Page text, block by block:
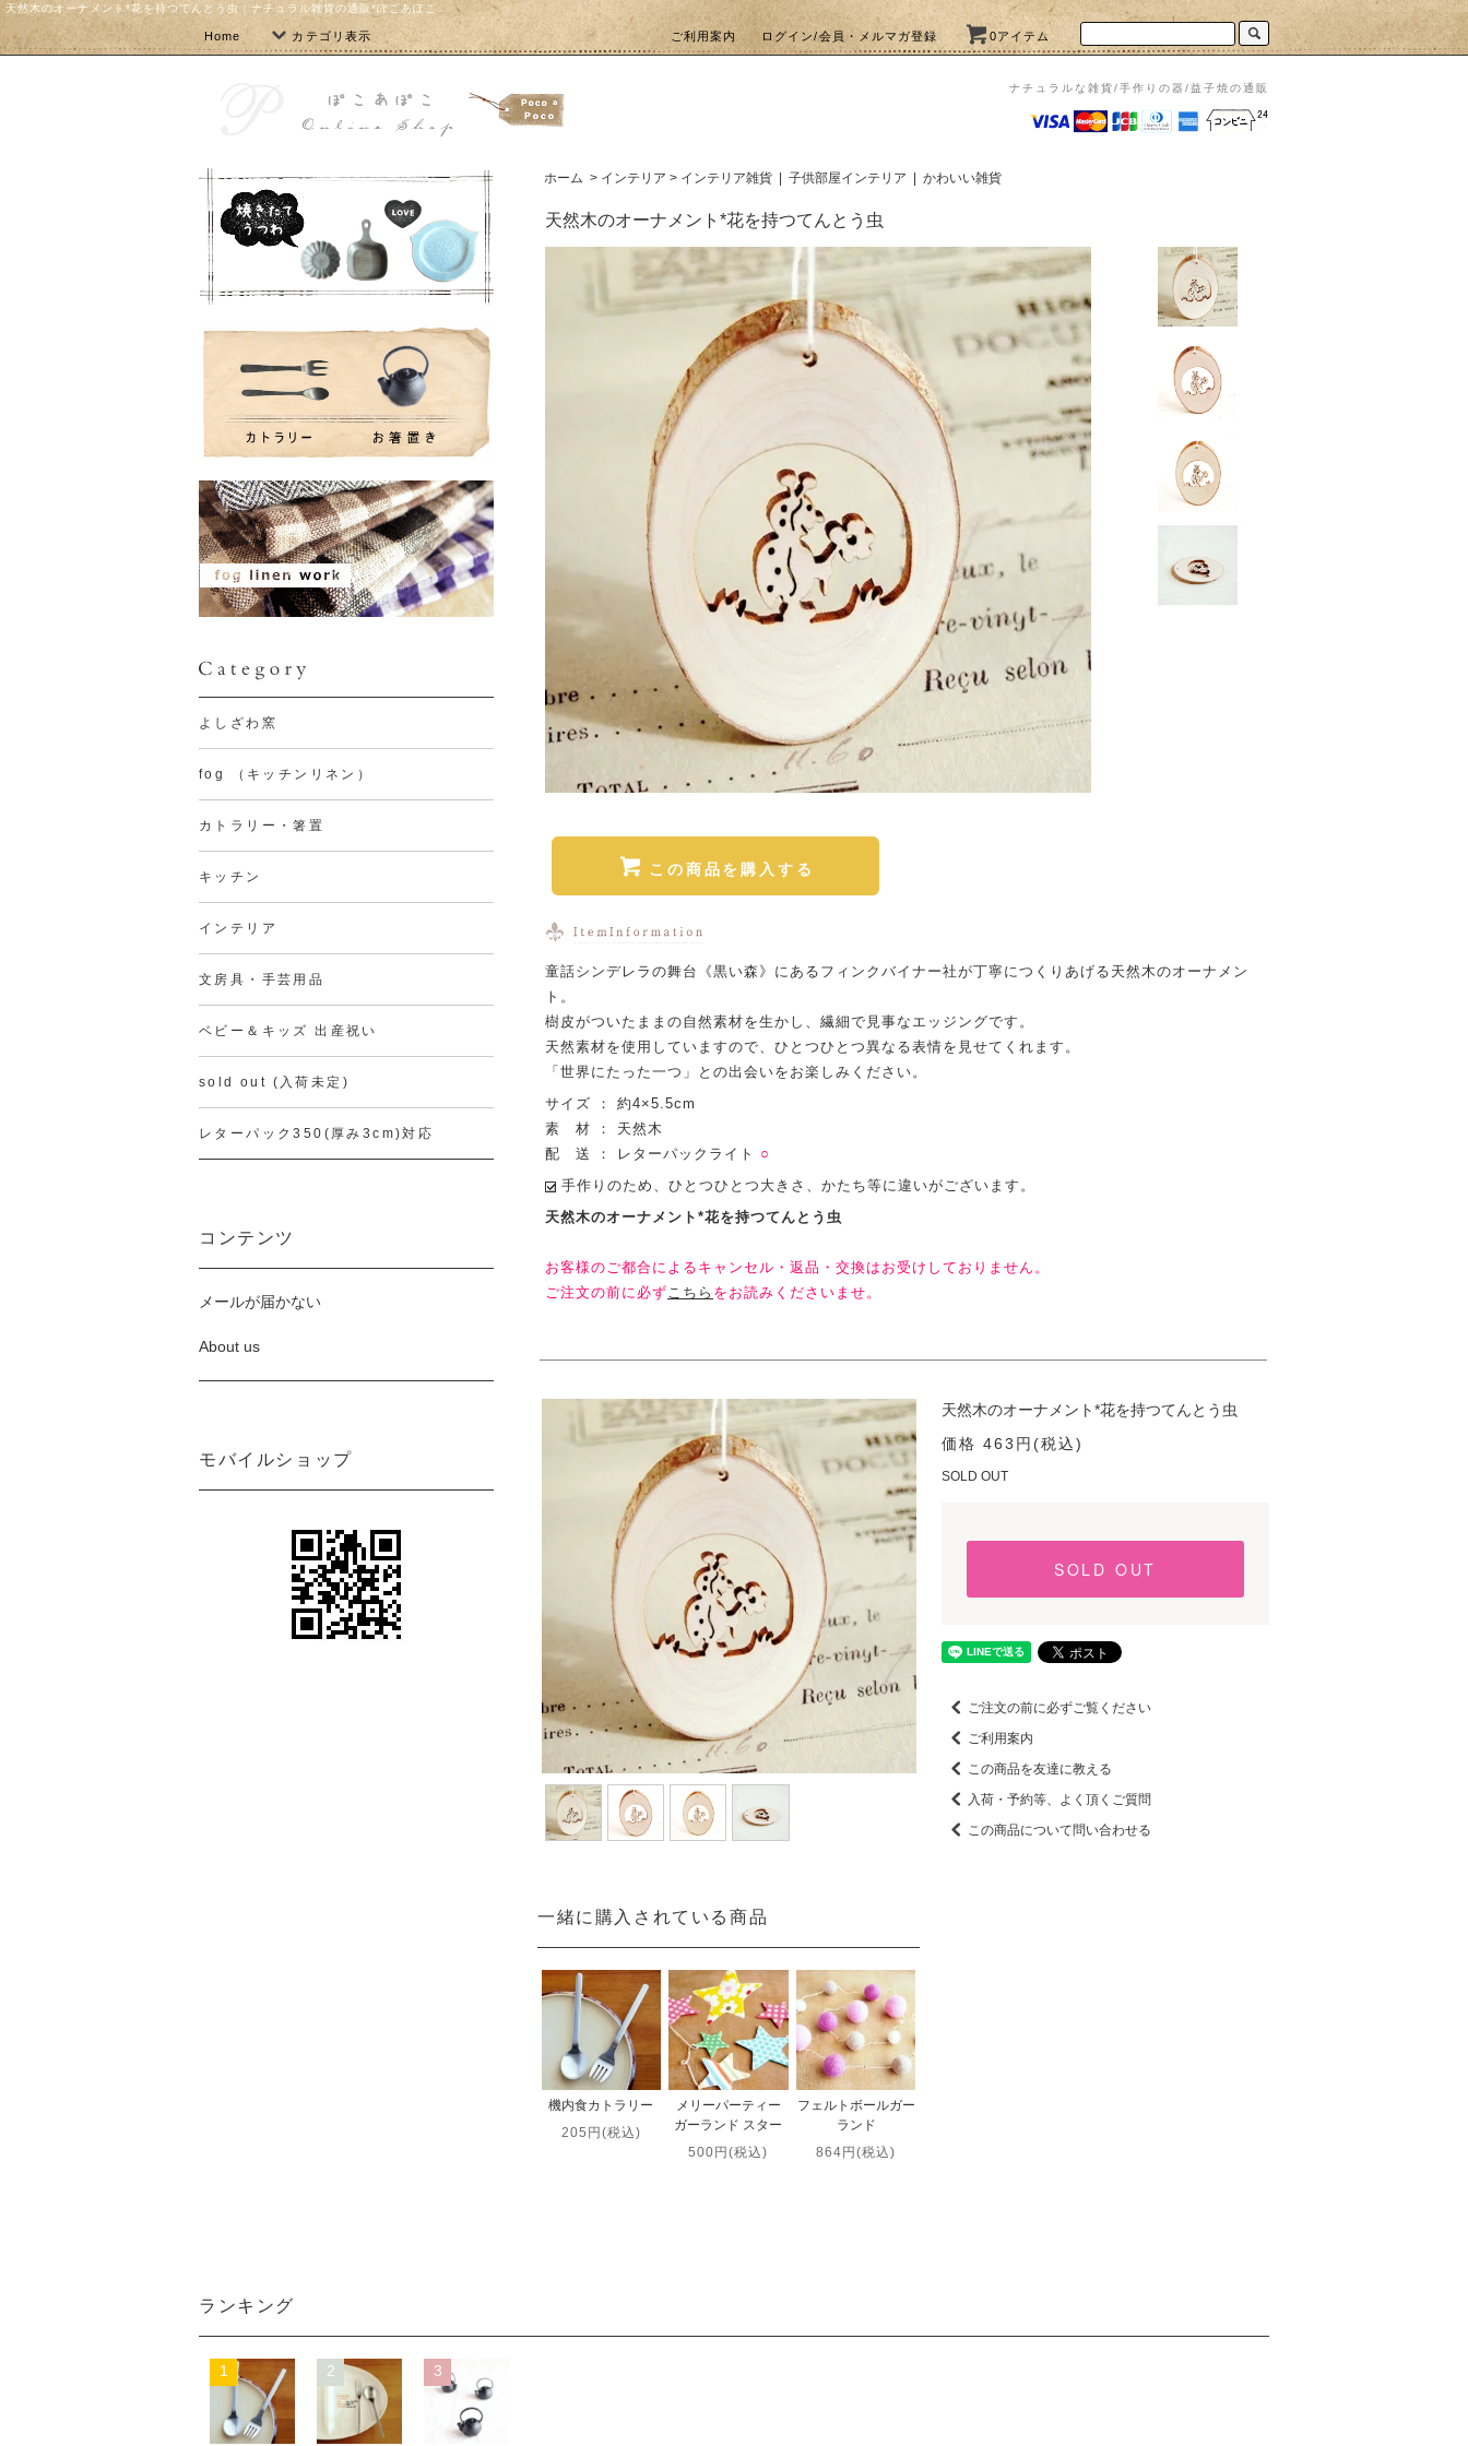
天然木のオーナメント*花を持つてんとう虫｜ナチュラル雑貨の通販*ぽこあぽこ
Home カテゴリ表示 ご利用案内 ログイン/会員・メルマガ登録 0アイテム
ナチュラルな雑貨/手作りの器/益子焼の通販
ホーム > インテリア > インテリア雑貨 子供部屋インテリア かわいい雑貨
天然木のオーナメント*花を持つてんとう虫
この商品を購入する
童話シンデレラの舞台《黒い森》にあるフィンクバイナー社が丁寧につくりあげる天然木のオーナメン
ト。
樹皮がついたままの自然素材を生かし、繊細で見事なエッジングです。
天然素材を使用していますので、ひとつひとつ異なる表情を見せてくれます。
「世界にたった一つ」との出会いをお楽しみください。
サイズ ： 約4×5.5cm
素 材 ： 天然木
配 送 ： レターパックライト ○
手作りのため、ひとつひとつ大きさ、かたち等に違いがございます。
天然木のオーナメント*花を持つてんとう虫
お客様のご都合によるキャンセル・返品・交換はお受けしておりません。
ご注文の前に必ずこちら をお読みくださいませ。
一緒に購入されている商品
機内食カトラリー
205円(税込)
メリーパーティー
ガーランド スター
500円(税込)
フェルトボールガー
ランド
864円(税込)
天然木のオーナメント*花を持つてんとう虫
価格 463円(税込)
SOLD OUT
SOLD OUT
ご注文の前に必ずご覧ください
ご利用案内
この商品を友達に教える
入荷・予約等、よく頂くご質問
この商品について問い合わせる
よしざわ窯
fog （キッチンリネン）
カトラリー・箸置
キッチン
インテリア
文房具・手芸用品
ベビー＆キッズ 出産祝い
sold out (入荷未定)
レターパック350(厚み3cm)対応
コンテンツ
メールが届かない
About us
モバイルショップ
ランキング
1 2 3